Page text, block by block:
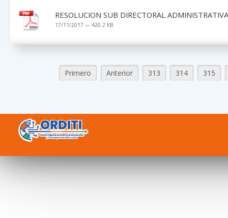
RESOLUCION SUB DIRECTORAL
17/11/2017 — 420.2 KB
Primero Anterior 313 314 315